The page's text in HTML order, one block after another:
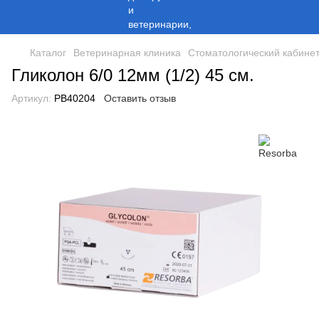
Каталог Ветеринарная клиника Стоматологический кабинет
Гликолон 6/0 12мм (1/2) 45 см.
Артикул: PB40204 Оставить отзыв